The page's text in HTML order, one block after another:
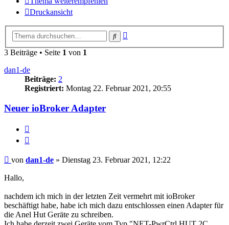
Druckansicht
Suche
3 Beiträge • Seite 1 von 1
dan1-de
Beiträge: 2
Registriert: Montag 22. Februar 2021, 20:55
Neuer ioBroker Adapter
Beitrag
von dan1-de » Dienstag 23. Februar 2021, 12:22
Hallo,
nachdem ich mich in der letzten Zeit vermehrt mit ioBroker
beschäftigt habe, habe ich mich dazu entschlossen einen Adapter für
die Anel Hut Geräte zu schreiben.